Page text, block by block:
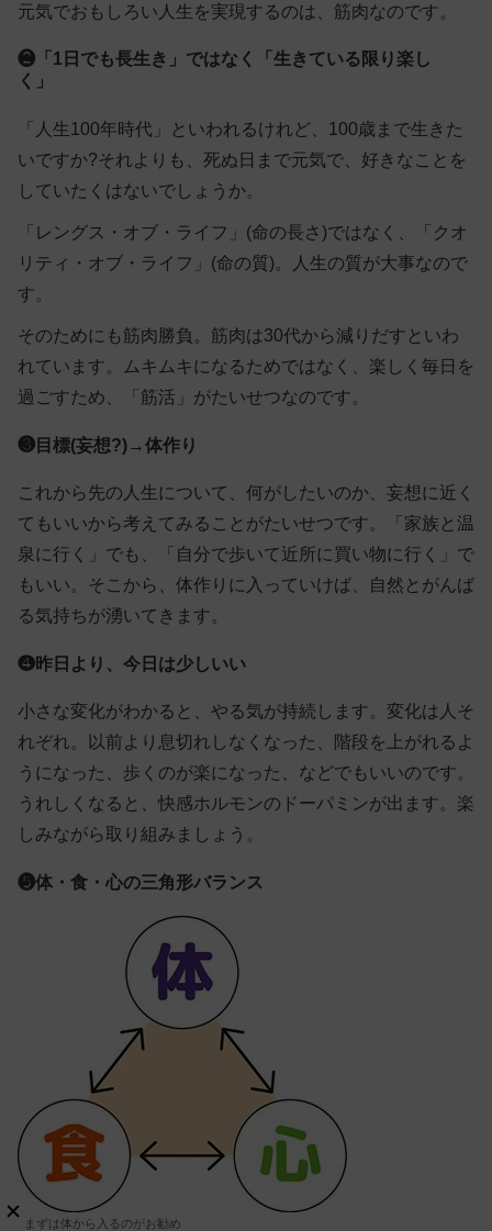
元気でおもしろい人生を実現するのは、筋肉なのです。
❷「1日でも長生き」ではなく「生きている限り楽し
く」
「人生100年時代」といわれるけれど、100歳まで生きた
いですか?それよりも、死ぬ日まで元気で、好きなことを
していたくはないでしょうか。
「レングス・オブ・ライフ」(命の長さ)ではなく、「クオ
リティ・オブ・ライフ」(命の質)。人生の質が大事なので
す。
そのためにも筋肉勝負。筋肉は30代から減りだすといわ
れています。ムキムキになるためではなく、楽しく毎日を
過ごすため、「筋活」がたいせつなのです。
❸目標(妄想?)→体作り
これから先の人生について、何がしたいのか、妄想に近く
てもいいから考えてみることがたいせつです。「家族と温
泉に行く」でも、「自分で歩いて近所に買い物に行く」で
もいい。そこから、体作りに入っていけば、自然とがんば
る気持ちが湧いてきます。
❹昨日より、今日は少しいい
小さな変化がわかると、やる気が持続します。変化は人そ
れぞれ。以前より息切れしなくなった、階段を上がれるよ
うになった、歩くのが楽になった、などでもいいのです。
うれしくなると、快感ホルモンのドーパミンが出ます。楽
しみながら取り組みましょう。
❺体・食・心の三角形バランス
まずは体から入るのがお勧め